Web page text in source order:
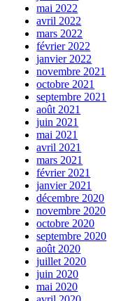
mai 2022
avril 2022
mars 2022
février 2022
janvier 2022
novembre 2021
octobre 2021
septembre 2021
août 2021
juin 2021
mai 2021
avril 2021
mars 2021
février 2021
janvier 2021
décembre 2020
novembre 2020
octobre 2020
septembre 2020
août 2020
juillet 2020
juin 2020
mai 2020